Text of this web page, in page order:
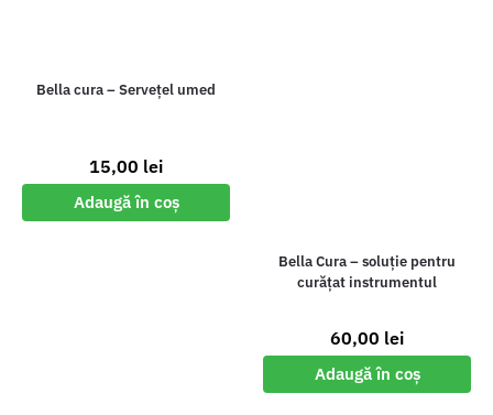
Bella cura – Servețel umed
15,00 lei
Adaugă în coș
Bella Cura – soluție pentru
curățat instrumentul
60,00 lei
Adaugă în coș